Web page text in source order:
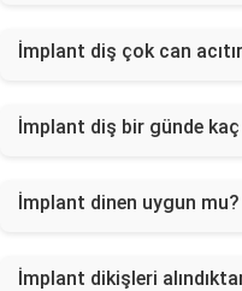
İmplant diş çok can acıtır
İmplant diş bir günde kaç
İmplant dinen uygun mu?
İmplant dikişleri